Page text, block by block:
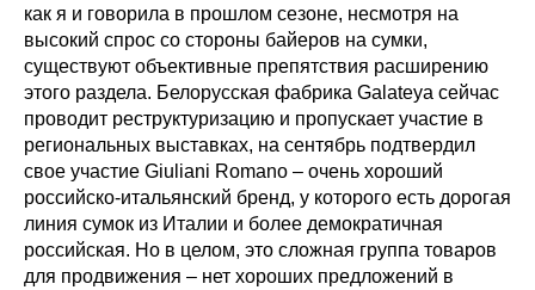
как я и говорила в прошлом сезоне, несмотря на
высокий спрос со стороны байеров на сумки,
существуют объективные препятствия расширению
этого раздела. Белорусская фабрика Galateya сейчас
проводит реструктуризацию и пропускает участие в
региональных выставках, на сентябрь подтвердил
свое участие Giuliani Romano – очень хороший
российско-итальянский бренд, у которого есть дорогая
линия сумок из Италии и более демократичная
российская. Но в целом, это сложная группа товаров
для продвижения – нет хороших предложений в